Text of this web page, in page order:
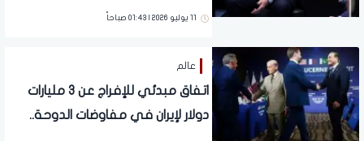
11 يوليو 2026 | 01:43 صباحاً
عالم
اتفاق مبدئي للإفراج عن 3 مليارات
دولار لإيران في مفاوضات الدوحة..